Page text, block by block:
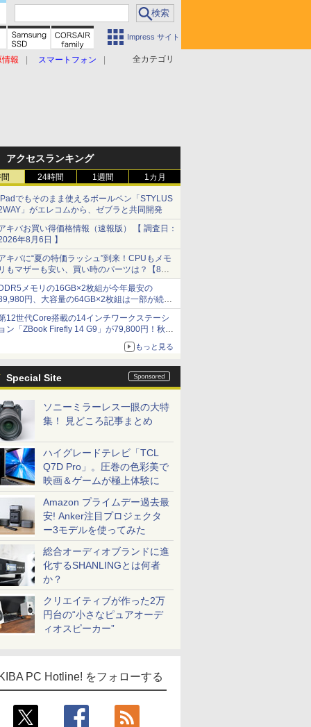
Impress サイト
全カテゴリ
情報 スマートフォン
アクセスランキング
24時間 1週間 1カ月
でもそのまま使えるボールペン「STYLUS
」がエレコムから、ゼブラと共同開発
キバお買い得価格情報（速報版） 【 調査日：
年8月6日 】
キバに“夏の特価ラッシュ”到来！CPUもメモ
もマザーも安い、買い時のパーツは？【8月7
(金)22時配信】
メモリの16GB×2枚組が今年最安の
円、大容量の64GB×2枚組は一部が続騰
月前半のメモリ価格]
12世代Core搭載の14インチワークステーシ
ン「ZBook Firefly 14 G9」が79,800円！秋葉
もっと見る
Special Site
ソニーミラーレス一眼の大特
集！ 見どころ記事まとめ
ハイグレードテレビ「TCL
Q7D Pro」。圧巻の色彩美で
映画＆ゲームが極上体験に
Amazon プライムデー過去最
安! Anker注目プロジェクタ
ー3モデルを使ってみた
総合オーディオブランドに進
化するSHANLINGとは何者
か？
クリエイティブが作った2万
円台の“小さなピュアオーデ
ィオスピーカー”
PC Hotline! をフォローする